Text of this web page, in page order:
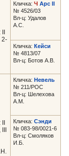
2-
Кличка: Ч Арс II
№ 4526/03
Вл-ц: Удалов
А.С.
Кличка: Кейси
№ 4813/07
Вл-ц: Ботов А.В.
Кличка: Невель
№ 211/РОС
Вл-ц: Шелехова
А.М.
Кличка: Сэнди
№ 083-98/0021-6
Вл-ц: Смоляков
И.Б.